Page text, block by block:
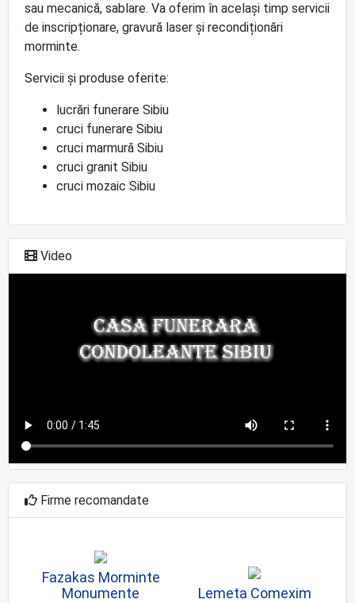
sau mecanică, sablare. Va oferim în același timp servicii
de inscripționare, gravură laser și recondiționări
morminte.
Servicii și produse oferite:
lucrări funerare Sibiu
cruci funerare Sibiu
cruci marmură Sibiu
cruci granit Sibiu
cruci mozaic Sibiu
Video
Firme recomandate
Fazakas Morminte
Monumente
Lemeta Comexim